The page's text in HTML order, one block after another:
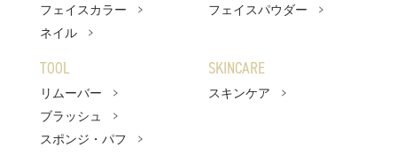
フェイスカラー
ネイル
フェイスパウダー
TOOL
リムーバー
ブラッシュ
スポンジ・パフ
SKINCARE
スキンケア